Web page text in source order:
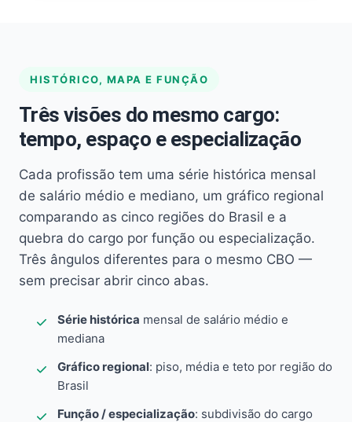
HISTÓRICO, MAPA E FUNÇÃO
Três visões do mesmo cargo:
tempo, espaço e especialização
Cada profissão tem uma série histórica mensal
de salário médio e mediano, um gráfico regional
comparando as cinco regiões do Brasil e a
quebra do cargo por função ou especialização.
Três ângulos diferentes para o mesmo CBO —
sem precisar abrir cinco abas.
Série histórica mensal de salário médio e
mediana
Gráfico regional: piso, média e teto por região do
Brasil
Função / especialização: subdivisão do cargo